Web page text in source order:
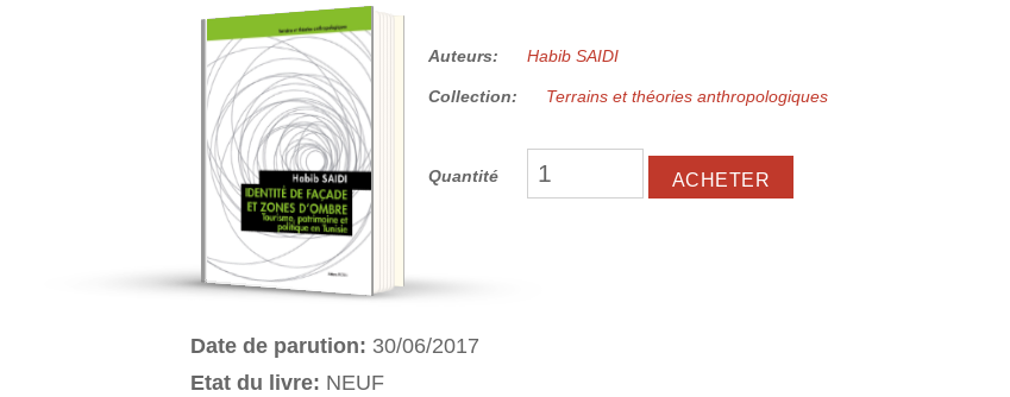
25.00€ Auteurs: Habib SAIDI
Collection: Terrains et théories anthropologiques
Quantité
Date de parution: 30/06/2017
Etat du livre: NEUF